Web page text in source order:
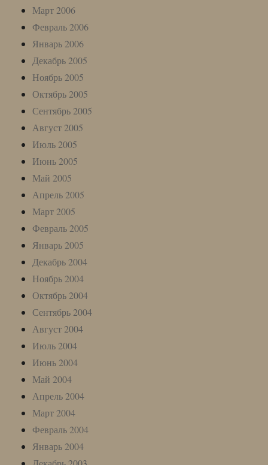
Март 2006
Февраль 2006
Январь 2006
Декабрь 2005
Ноябрь 2005
Октябрь 2005
Сентябрь 2005
Август 2005
Июль 2005
Июнь 2005
Май 2005
Апрель 2005
Март 2005
Февраль 2005
Январь 2005
Декабрь 2004
Ноябрь 2004
Октябрь 2004
Сентябрь 2004
Август 2004
Июль 2004
Июнь 2004
Май 2004
Апрель 2004
Март 2004
Февраль 2004
Январь 2004